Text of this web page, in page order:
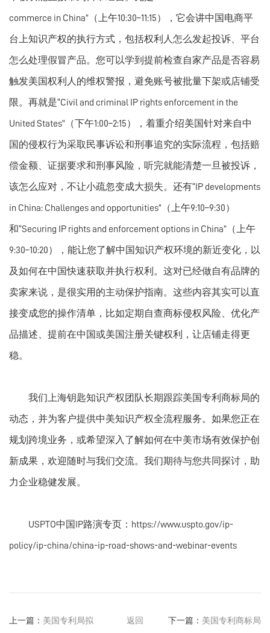
commerce in China”（上午10:30–11:15），它会讲中国电商平
台上知识产权的执行方式，包括权利人怎么发起投诉、平台
怎么处理假冒产品。您可以学到提前检查自家产品是否容易
触发美国权利人的维权警报，避免账号被批量下架或店铺受
限。再就是“Civil and criminal IP rights enforcement in the
United States”（下午1:00–2:15），着重介绍美国针对来自中
国的侵权行为采取民事诉讼和刑事追究的实际流程，包括赔
偿金额、证据要求和刑事风险，听完就能清楚一旦被投诉，
该怎么应对，不让小疏忽变成大损失。还有“IP developments
in China: Challenges and opportunities”（上午9:10–9:30）
和“Securing IP rights and enforcement options in China”（上午
9:30–10:20），能让您了解中国知识产权环境的新近变化，以
及如何在中国快速获取并执行权利。这对已经做自有品牌的
卖家来说，是很实用的主动保护指南。这些内容其实可以直
接变成您的操作清单，比如定期自查商标侵权风险、优化产
品描述、提前在中国或美国注册关键权利，让店铺走得更
稳。
我们上海钥匙知识产权团队长期跟踪美国专利商标局的
动态，并为客户提供中美知识产权全流程服务。如果您正在
规划跨境业务，或希望深入了解如何在中美市场有效保护创
新成果，欢迎随时与我们交流。我们期待与您共同探讨，助
力企业稳健发展。
USPTO中国IP路演专页：https://www.uspto.gov/ip-
policy/ip-china/china-ip-road-shows-and-webinar-events
上一篇： 美国专利局拟 返回 下一篇： 美国专利商标局